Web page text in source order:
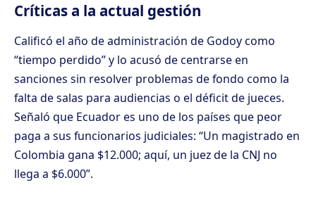
Críticas a la actual gestión
Calificó el año de administración de Godoy como
“tiempo perdido” y lo acusó de centrarse en
sanciones sin resolver problemas de fondo como la
falta de salas para audiencias o el déficit de jueces.
Señaló que Ecuador es uno de los países que peor
paga a sus funcionarios judiciales: “Un magistrado en
Colombia gana $12.000; aquí, un juez de la CNJ no
llega a $6.000”.